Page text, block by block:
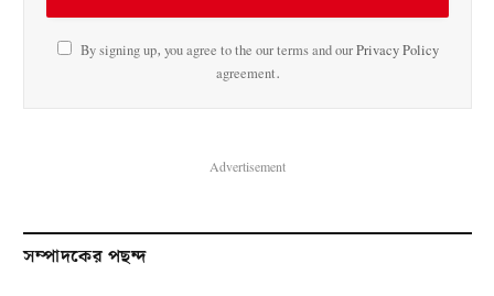
By signing up, you agree to the our terms and ourPrivacy Policy
agreement.
Advertisement
সম্পাদকের পছন্দ